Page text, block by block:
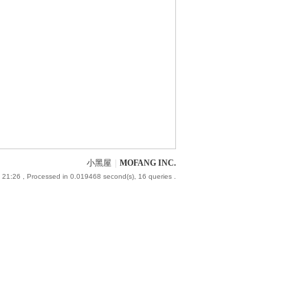
小黑屋 MOFANG INC.
21:26 , Processed in 0.019468 second(s), 16 queries .